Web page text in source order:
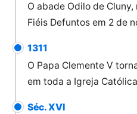
O abade Odilo de
Fiéis Defuntos em 2 de
1311
O Papa Clemente V
em toda a Igreja
Séc. XVI